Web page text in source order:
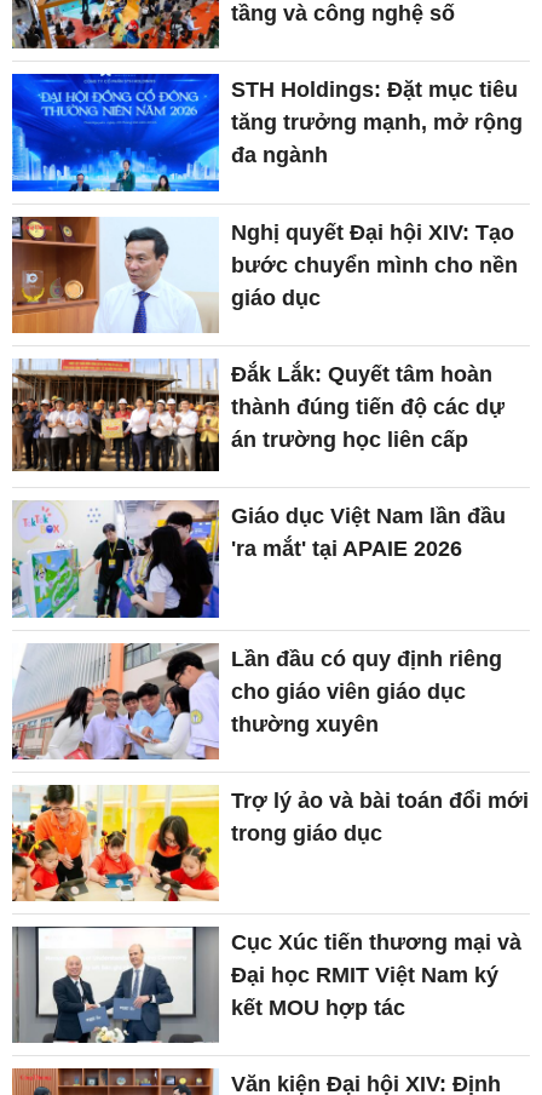
tầng và công nghệ số
STH Holdings: Đặt mục tiêu
tăng trưởng mạnh, mở rộng
đa ngành
Nghị quyết Đại hội XIV: Tạo
bước chuyển mình cho nền
giáo dục
Đắk Lắk: Quyết tâm hoàn
thành đúng tiến độ các dự
án trường học liên cấp
Giáo dục Việt Nam lần đầu
'ra mắt' tại APAIE 2026
Lần đầu có quy định riêng
cho giáo viên giáo dục
thường xuyên
Trợ lý ảo và bài toán đổi mới
trong giáo dục
Cục Xúc tiến thương mại và
Đại học RMIT Việt Nam ký
kết MOU hợp tác
Văn kiện Đại hội XIV: Định